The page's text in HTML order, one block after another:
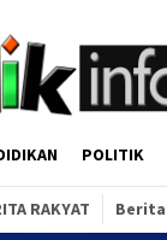
POLITIK
RAKYAT Berita